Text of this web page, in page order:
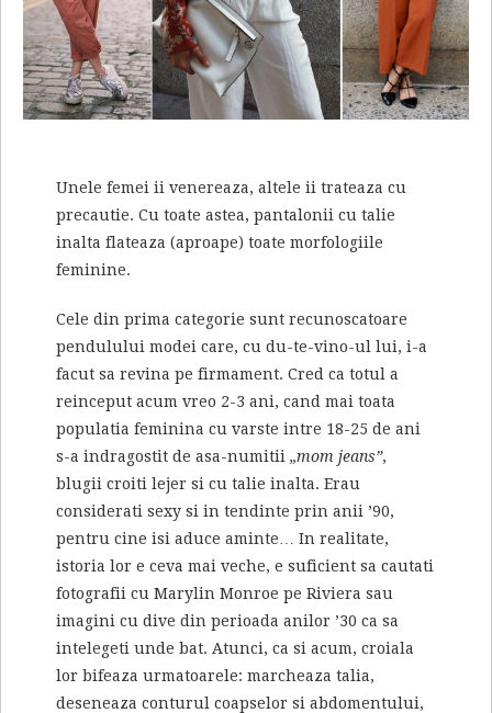
Unele femei ii venereaza, altele ii trateaza cu
precautie. Cu toate astea, pantalonii cu talie
inalta flateaza (aproape) toate morfologiile
feminine.
Cele din prima categorie sunt recunoscatoare
pendulului modei care, cu du-te-vino-ul lui, i-a
facut sa revina pe firmament. Cred ca totul a
reinceput acum vreo 2-3 ani, cand mai toata
populatia feminina cu varste intre 18-25 de ani
s-a indragostit de asa-numitii „mom jeans”,
blugii croiti lejer si cu talie inalta. Erau
considerati sexy si in tendinte prin anii ’90,
pentru cine isi aduce aminte… In realitate,
istoria lor e ceva mai veche, e suficient sa cautati
fotografii cu Marylin Monroe pe Riviera sau
imagini cu dive din perioada anilor ’30 ca sa
intelegeti unde bat. Atunci, ca si acum, croiala
lor bifeaza urmatoarele: marcheaza talia,
deseneaza conturul coapselor si abdomentului,